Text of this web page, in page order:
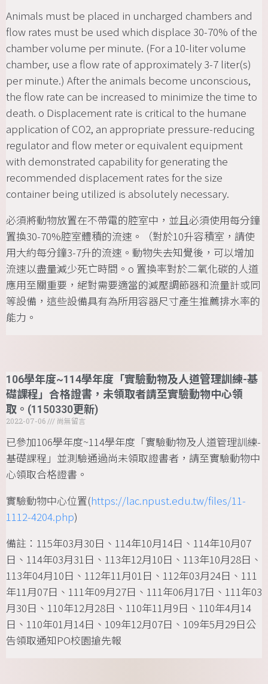
Animals must be placed in uncharged chambers and
flow rates must be used which displace 30-70% of the
chamber volume per minute. (For a 10-liter volume
chamber, use a flow rate of approximately 3-7 liter(s)
per minute.) After the animals become unconscious,
the flow rate can be increased to minimize the time to
death. o Displacement rate is critical to the humane
application of CO2, an appropriate pressure-reducing
regulator and flow meter or equivalent equipment
with demonstrated capability for generating the
recommended displacement rates for the size
container being utilized is absolutely necessary.
必須將動物放置在不帶電的腔室中，並且必須使用每分鐘
置換30-70%腔室體積的流速。（對於10升容積室，請使
用大約每分鐘3-7升的流速。動物失去知覺後，可以增加
流速以盡量減少死亡時間。o 置換率對於二氧化碳的人道
應用至關重要，絕對需要適當的減壓調節器和流量計或同
等設備，這些設備具有為所用容器尺寸產生推薦排水率的
能力。
106學年度~114學年度「實驗動物及人道管理訓練-基
礎課程」合格證書，未領取者請至實驗動物中心領
取。(1150330更新)
2022-07-06 尚無留言
已參加106學年度~114學年度「實驗動物及人道管理訓練-
基礎課程」並測驗通過尚未領取證書者，請至實驗動物中
心領取合格證書。
實驗動物中心位置(https://lac.npust.edu.tw/files/11-
1112-4204.php)
備註：115年03月30日、114年10月14日、114年10月07
日、114年03月31日、113年12月10日、113年10月28日、
113年04月10日、112年11月01日、112年03月24日、111
年11月07日、111年09月27日、111年06月17日、111年03
月30日、110年12月28日、110年11月9日、110年4月14
日、110年01月14日、109年12月07日、109年5月29日公
告領取通知PO校園搶先報